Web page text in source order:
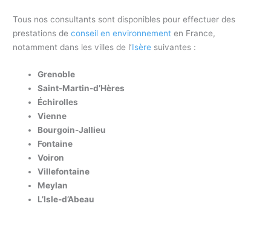
Tous nos consultants sont disponibles pour effectuer des
prestations deconseil en environnement en France,
notamment dans les villes de l’Isère suivantes :
Grenoble
Saint-Martin-d’Hères
Échirolles
Vienne
Bourgoin-Jallieu
Fontaine
Voiron
Villefontaine
Meylan
L’Isle-d’Abeau